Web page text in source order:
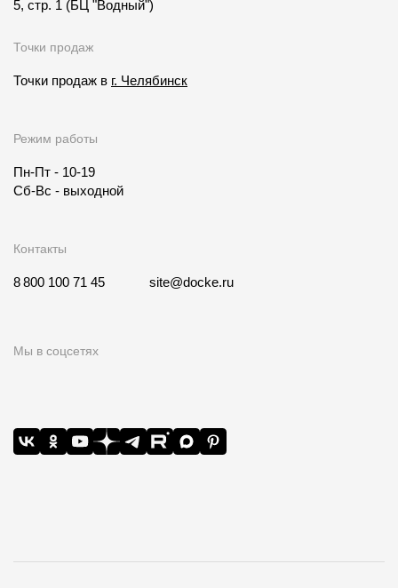
5, стр. 1 (БЦ "Водный")
Точки продаж
Точки продаж в г. Челябинск
Режим работы
Пн-Пт - 10-19
Сб-Вс - выходной
Контакты
8 800 100 71 45 site@docke.ru
Мы в соцсетях